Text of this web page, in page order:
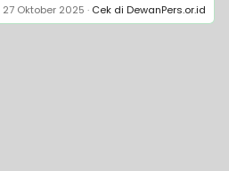
27 Oktober 2025 · Cek di DewanPers.or.id